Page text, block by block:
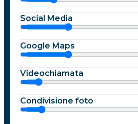
Social Media
Google Maps
Videochiamata
Condivisione foto